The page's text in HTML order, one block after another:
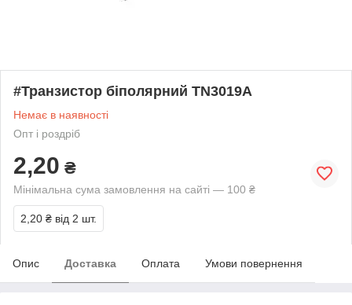
#Транзистор біполярний TN3019A
Немає в наявності
Опт і роздріб
2,20 ₴
Мінімальна сума замовлення на сайті — 100 ₴
2,20 ₴ від 2 шт.
Опис Доставка Оплата Умови повернення